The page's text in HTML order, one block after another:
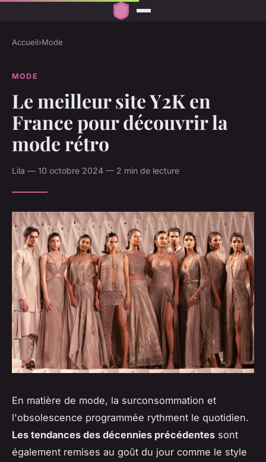
Accueil›Mode
MODE
Le meilleur site Y2K en
France pour découvrir la
mode rétro
Lila — 10 octobre 2024 — 2 min de lecture
En matière de mode, la surconsommation et
l'obsolescence programmée rythment le quotidien.
Les tendances des décennies précédentes sont
également remises au goût du jour comme le style